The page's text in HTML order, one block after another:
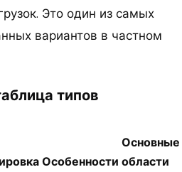
Это один из самых
вариантов в частном
типов
Особенности
Основные
области